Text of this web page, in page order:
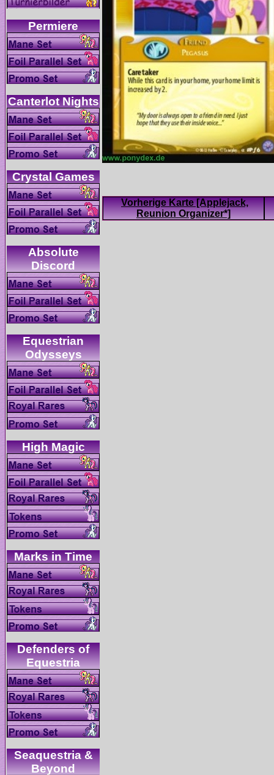
Absolute
Equestrian
Defenders of
Seaquestria &
Vorherige Karte [Applejack,